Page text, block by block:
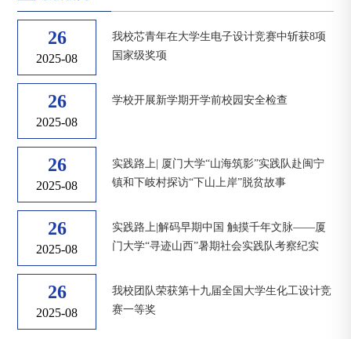
26
2025-08
我校芯青年在大学生电子设计竞赛中斩获8项
国家级奖项
26
2025-08
学校开展新学期开学前校园安全检查
26
2025-08
实践路上| 厦门大学“山海筑影”实践队赴闽宁
镇和下岐村探访“下山上岸”脱贫故事
26
2025-08
实践路上|解码早期中国 触摸千年文脉——厦
门大学“寻迹山西”暑期社会实践队考察纪实
26
2025-08
我校团队荣获第十九届全国大学生化工设计竞
赛一等奖